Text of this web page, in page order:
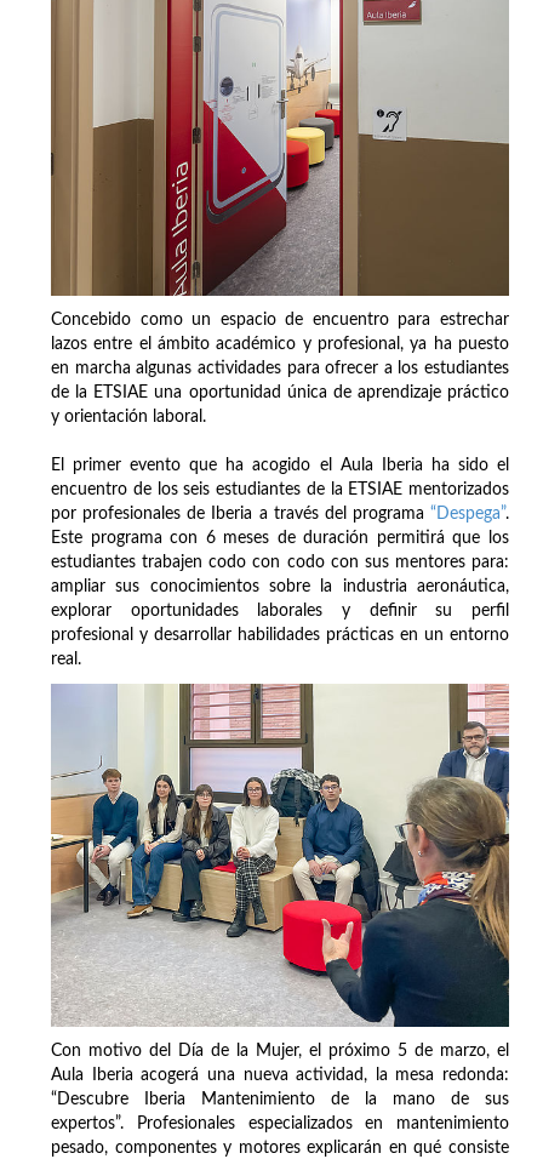
Concebido como un espacio de encuentro para estrechar
lazos entre el ámbito académico y profesional, ya ha puesto
en marcha algunas actividades para ofrecer a los estudiantes
de la ETSIAE una oportunidad única de aprendizaje práctico
y orientación laboral.
El primer evento que ha acogido el Aula Iberia ha sido el
encuentro de los seis estudiantes de la ETSIAE mentorizados
por profesionales de Iberia a través del programa “Despega”.
Este programa con 6 meses de duración permitirá que los
estudiantes trabajen codo con codo con sus mentores para:
ampliar sus conocimientos sobre la industria aeronáutica,
explorar oportunidades laborales y definir su perfil
profesional y desarrollar habilidades prácticas en un entorno
real.
Con motivo del Día de la Mujer, el próximo 5 de marzo, el
Aula Iberia acogerá una nueva actividad, la mesa redonda:
“Descubre Iberia Mantenimiento de la mano de sus
expertos”. Profesionales especializados en mantenimiento
pesado, componentes y motores explicarán en qué consiste